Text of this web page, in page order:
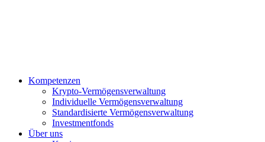
Kompetenzen
Krypto-Vermögensverwaltung
Individuelle Vermögensverwaltung
Standardisierte Vermögensverwaltung
Investmentfonds
Über uns